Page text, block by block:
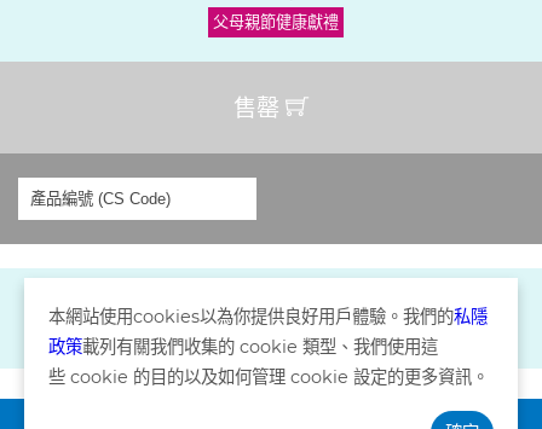
父母親節健康獻禮
售罄
本網站使用cookies以為你提供良好用戶體驗。我們的私隱
政策載列有關我們收集的 cookie 類型、我們使用這
些 cookie 的目的以及如何管理 cookie 設定的更多資訊。